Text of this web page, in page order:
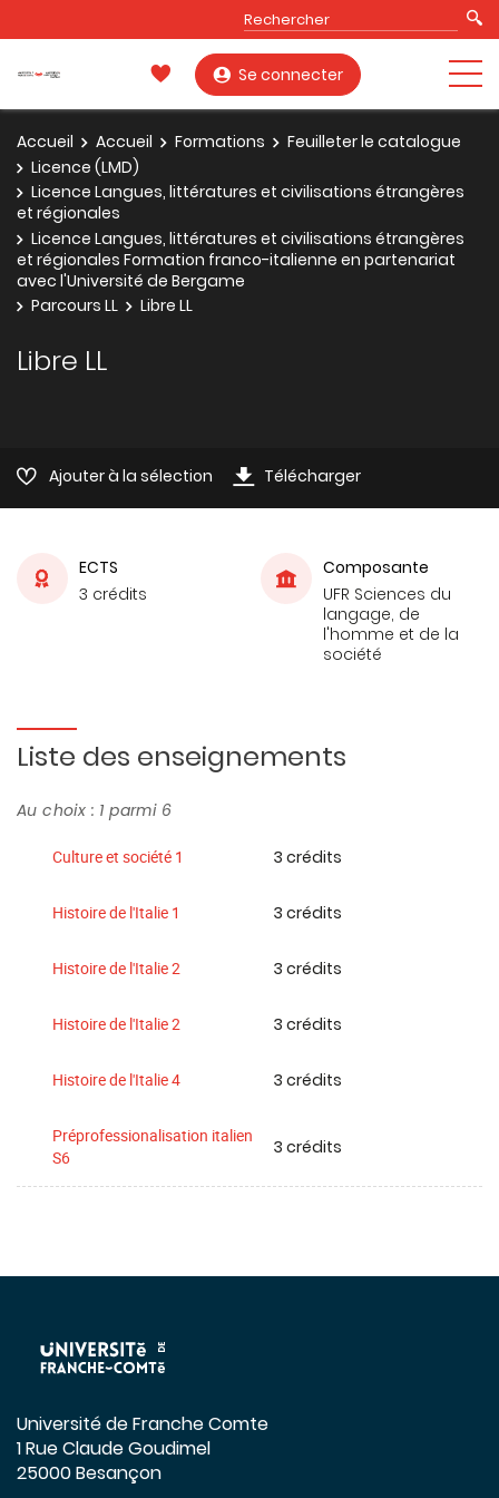
Se connecter
Accueil Accueil Formations
Feuilleter le catalogue
Licence (LMD)
Licence Langues, littératures et civilisations étrangères
et régionales
Licence Langues, littératures et civilisations étrangères
et régionales Formation franco-italienne en partenariat
avec l'Université de Bergame
Parcours LL
Libre LL
Libre LL
Ajouter à la sélection Télécharger
ECTS
3 crédits
Composante
UFR Sciences du
langage, de
l'homme et de la
société
Liste des enseignements
Au choix : 1 parmi 6
Culture et société 1 3 crédits
Histoire de l'Italie 1 3 crédits
Histoire de l'Italie 2 3 crédits
Histoire de l'Italie 2 3 crédits
Histoire de l'Italie 4 3 crédits
Préprofessionalisation italien
S6
3 crédits
Université de Franche Comte
1 Rue Claude Goudimel
25000 Besançon